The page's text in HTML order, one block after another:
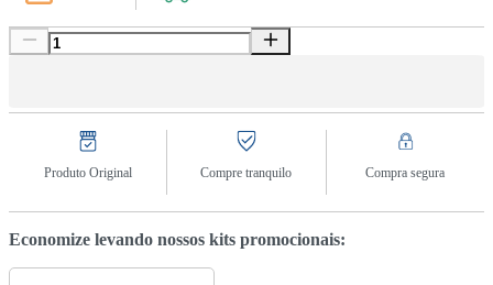
Produto Original Compre tranquilo Compra segura
Economize levando nossos kits promocionais: